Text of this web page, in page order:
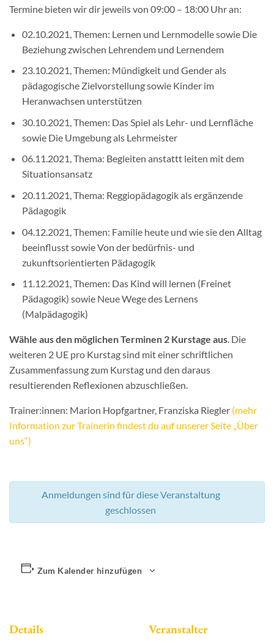
Termine bieten wir dir jeweils von 09:00 – 18:00 Uhr an:
02.10.2021, Themen: Lernen und Lernmodelle sowie Die
Beziehung zwischen Lehrendem und Lernendem
23.10.2021, Themen: Mündigkeit und Gender als
pädagogische Zielvorstellung sowie Kinder im
Heranwachsen unterstützen
30.10.2021, Themen: Das Spiel als Lehr- und Lernfläche
sowie Die Umgebung als Lehrmeister
06.11.2021, Thema: Begleiten anstattt leiten mit dem
Situationsansatz
20.11.2021, Thema: Reggiopädagogik als ergänzende
Pädagogik
04.12.2021, Themen: Familie heute und wie sie den Alltag
beeinflusst sowie Von der bedürfnis- und
zukunftsorientierten Pädagogik
11.12.2021, Themen: Das Kind will lernen (Freinet
Pädagogik) sowie Neue Wege des Lernens
(Malpädagogik)
Wähle aus den möglichen Terminen 2 Kurstage aus. Die
weiteren 2 UE pro Kurstag sind mit einer schriftlichen
Zusammenfassung zum Kurstag und den daraus
resultierenden Reflexionen abzuschließen.
Trainer:innen: Marion Hopfgartner, Franziska Riegler (mehr
Information zur Trainerin findest du auf unserer Seite „Über
uns“)
Anmeldungen sind für diese Veranstaltung
geschlossen
Zum Kalender hinzufügen
Details Veranstalter